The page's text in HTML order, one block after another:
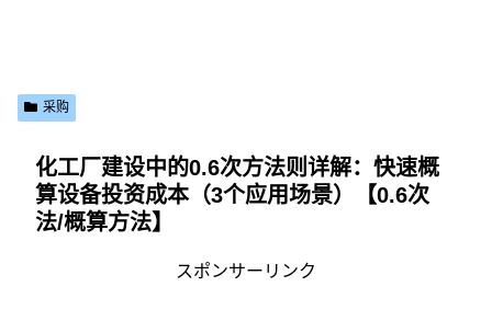
采购
化工厂建设中的0.6次方法则详解：快速概
算设备投资成本（3个应用场景）【0.6次
法/概算方法】
スポンサーリンク